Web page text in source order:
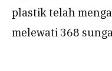
plastik telah
melewati 368